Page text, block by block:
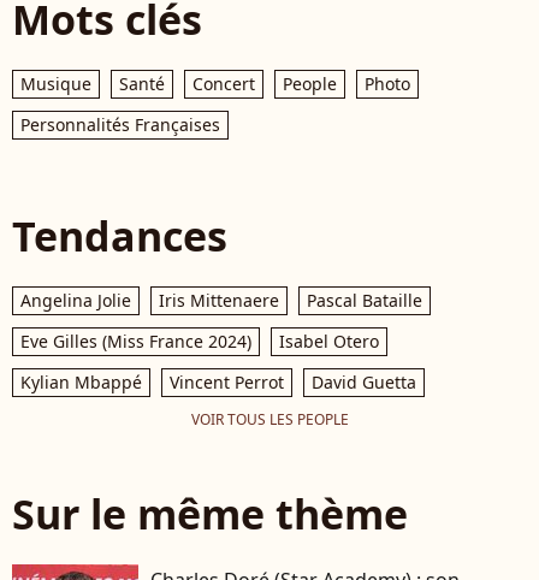
Mots clés
Musique Santé Concert People
Photo
Personnalités Françaises
Tendances
Angelina Jolie Iris Mittenaere
Pascal Bataille
Eve Gilles (Miss France 2024)
Isabel Otero
Kylian Mbappé
Vincent Perrot David Guetta
VOIR TOUS LES PEOPLE
Sur le même thème